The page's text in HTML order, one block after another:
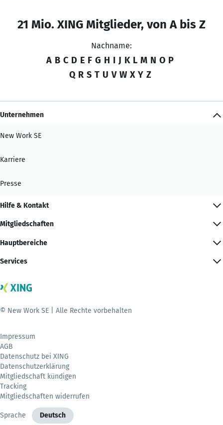
21 Mio. XING Mitglieder, von A bis Z
Nachname:
A B C D E F G H I J K L M N O P
Q R S T U V W X Y Z
Unternehmen
New Work SE
Karriere
Presse
Hilfe & Kontakt
Mitgliedschaften
Hauptbereiche
Services
© New Work SE | Alle Rechte vorbehalten
Impressum
AGB
Datenschutz bei XING
Datenschutzerklärung
Mitgliedschaft kündigen
Tracking
Mitgliedschaften widerrufen
Sprache Deutsch